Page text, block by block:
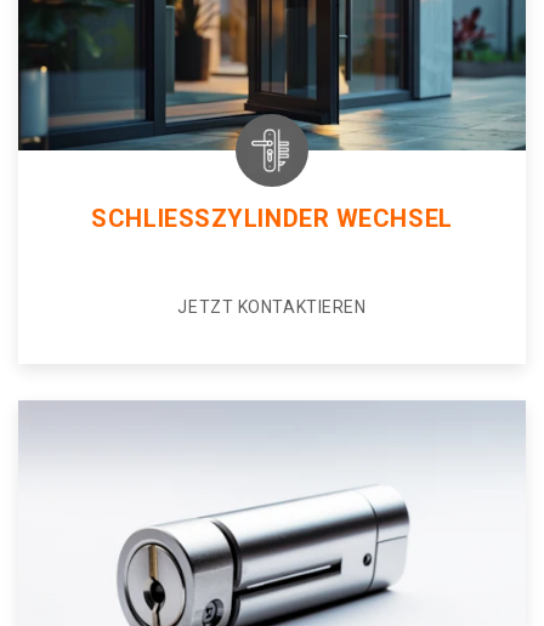
SCHLIESSZYLINDER WECHSEL
JETZT KONTAKTIEREN